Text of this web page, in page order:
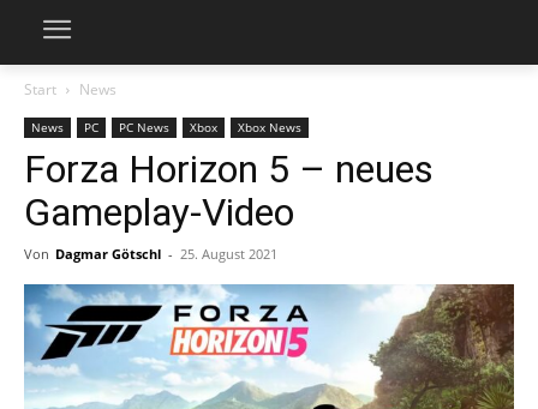
Start News
News PC PC News Xbox Xbox News
Forza Horizon 5 – neues
Gameplay-Video
Von Dagmar Götschl - 25. August 2021